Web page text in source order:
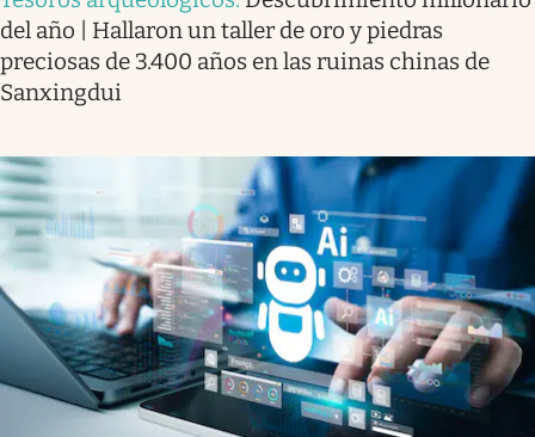
del año | Hallaron un taller de oro y piedras
preciosas de 3.400 años en las ruinas chinas de
Sanxingdui